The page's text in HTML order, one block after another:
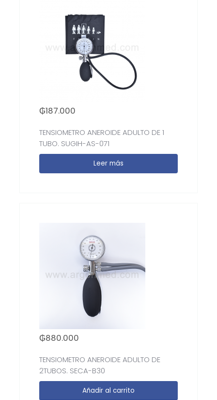
₲187.000
TENSIOMETRO ANEROIDE ADULTO DE 1
TUBO. SUGIH-AS-071
Leer más
₲880.000
TENSIOMETRO ANEROIDE ADULTO DE
2TUBOS. SECA-B30
Añadir al carrito